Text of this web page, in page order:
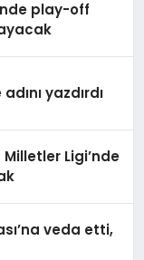
play-off
yazdırdı
Milletler Ligi’nde
veda etti,